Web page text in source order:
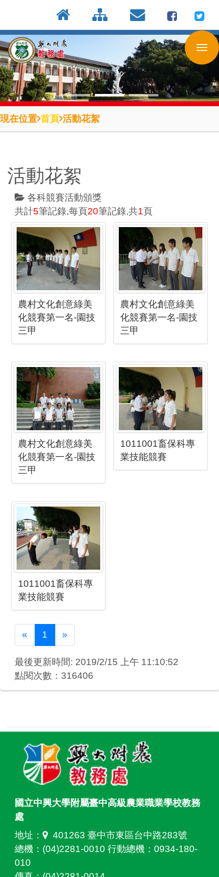
到
主
要
內
容
區
現在位置 首頁 活動花絮
活動花絮
各科競賽活動頒獎
共計5筆記錄,每頁20筆記錄,共1頁
農村文化創意綠美
化競賽第一名-園技
三甲
農村文化創意綠美
化競賽第一名-園技
三甲
農村文化創意綠美
化競賽第一名-園技
三甲
1011001畜保科專
業技能競賽
1011001畜保科專
業技能競賽
« Previous
1 »Next
最後更新時間: 2019/2/15 上午 11:10:52
點閱次數：316406
國立中興大學附屬臺中高級農業職業學校教務
處
地址：
401263 臺中市東區台中路283號
總機：(04)2281-0010 行動總機：0934-180-
010